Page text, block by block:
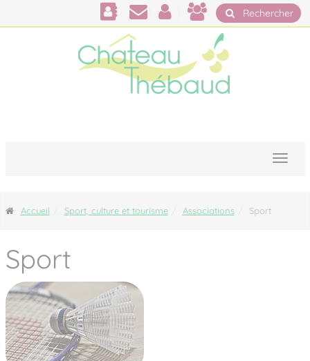
Rechercher
Accueil Sport, culture et tourisme Associations Sport
Sport
Panneau de gestion des cookies